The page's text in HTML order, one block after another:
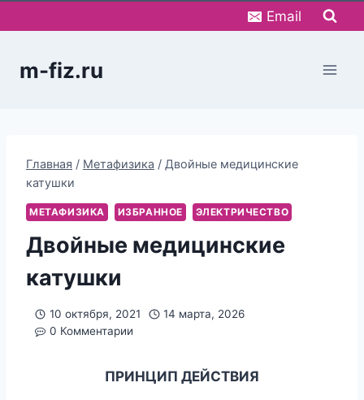
к
Email
m-fiz.ru
Главная / Метафизика / Двойные медицинские
катушки
МЕТАФИЗИКА ИЗБРАННОЕ ЭЛЕКТРИЧЕСТВО
Двойные медицинские
катушки
10 октября, 2021
14 марта, 2026
0 Комментарии
ПРИНЦИП ДЕЙСТВИЯ